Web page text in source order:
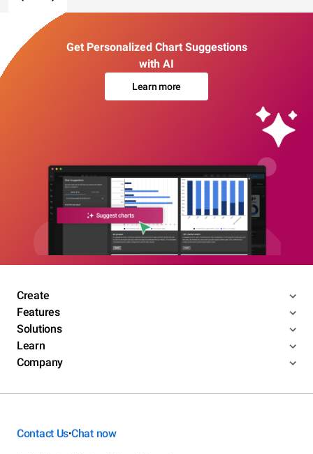
Get Personalized Chart Suggestions
with AI
Learn more
Create
Features
Solutions
Learn
Company
Contact Us•Chat now